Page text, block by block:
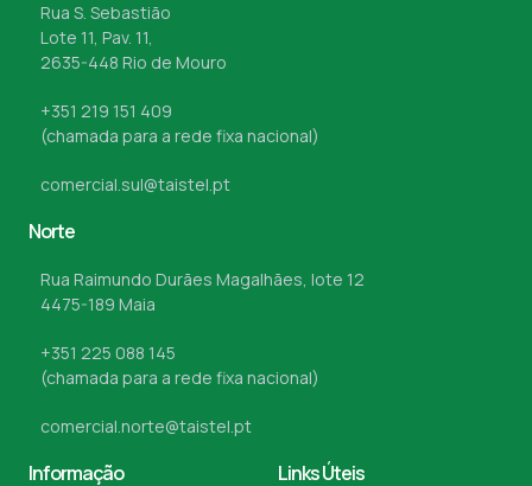
Rua S. Sebastião
Lote 11, Pav. 11,
2635-448 Rio de Mouro
+351 219 151 409
(chamada para a rede fixa nacional)
comercial.sul@taistel.pt
Norte
Rua Raimundo Durães Magalhães, lote 12
4475-189 Maia
+351 225 088 145
(chamada para a rede fixa nacional)
comercial.norte@taistel.pt
Informação Links Úteis